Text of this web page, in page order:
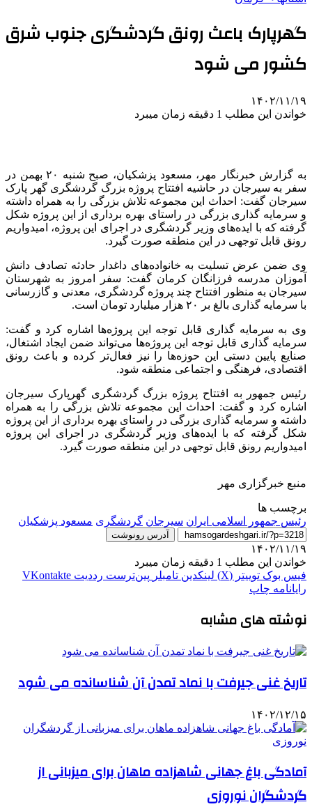
گهرپارک باعث رونق گردشگری جنوب شرق
کشور می شود
۱۴۰۲/۱۱/۱۹
خواندن این مطلب 1 دقیقه زمان میبرد
به گزارش خبرنگار مهر، مسعود پزشکیان، صبح شنبه ۲۰ بهمن در
سفر به سیرجان در حاشیه افتتاح پروژه بزرگ گردشگری گهر پارک
سیرجان گفت: احداث این مجموعه تلاش بزرگی را به همراه داشته
و سرمایه گذاری بزرگی در راستای بهره برداری از این پروژه شکل
گرفته که با ایده‌های وزیر گردشگری در اجرای این پروژه، امیدواریم
رونق قابل توجهی در این منطقه صورت گیرد.
وی ضمن عرض تسلیت به خانواده‌های داغدار حادثه تصادف دانش
آموزان مدرسه فرزانگان کرمان گفت: سفر امروز به شهرستان
سیرجان به منظور افتتاح چند پروژه گردشگری، معدنی و گازرسانی
با سرمایه گذاری بالغ بر ۲۰ هزار میلیارد تومان است.
وی به سرمایه گذاری قابل توجه این پروژه‌ها اشاره کرد و گفت:
سرمایه گذاری قابل توجه این پروژه‌ها می‌تواند ضمن ایجاد اشتغال،
صنایع پایین دستی این حوزه‌ها را نیز فعال‌تر کرده و باعث رونق
اقتصادی، فرهنگی و اجتماعی منطقه شود.
رئیس جمهور به افتتاح پروژه بزرگ گردشگری گهرپارک سیرجان
اشاره کرد و گفت: احداث این مجموعه تلاش بزرگی را به همراه
داشته و سرمایه گذاری بزرگی در راستای بهره برداری از این پروژه
شکل گرفته که با ایده‌های وزیر گردشگری در اجرای این پروژه
امیدواریم رونق قابل توجهی در این منطقه صورت گیرد.
منبع خبرگزاری مهر
برچسب ها
رئیس جمهور اسلامی ایران سیرجان گردشگری مسعود پزشکیان
آدرس رونوشت
۱۴۰۲/۱۱/۱۹
خواندن این مطلب 1 دقیقه زمان میبرد
فیس بوک توییتر (X) لینکدین ‫تامبلر ‫پین‌ترست ‫رددیت ‫VKontakte
رایانامه چاپ
نوشته های مشابه
تاریخ غنی جیرفت با نماد تمدن آن شناسانده می شود
۱۴۰۲/۱۲/۱۵
آمادگی باغ جهانی شاهزاده ماهان برای میزبانی از
گردشگران نوروزی